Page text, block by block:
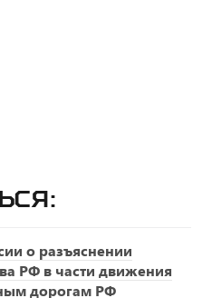
о разъяснении
РФ в части движения
дорогам РФ